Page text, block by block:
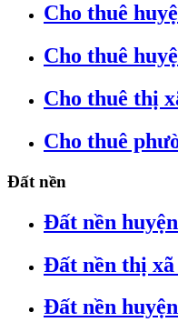
Cho thuê
Cho thuê
Cho thuê thị
Cho thuê
Đất nền
Đất nền
Đất nền thị
Đất nền